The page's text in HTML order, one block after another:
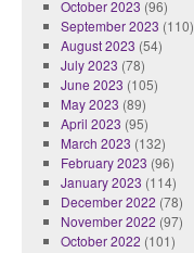
October 2023 (96)
September 2023 (110)
August 2023 (54)
July 2023 (78)
June 2023 (105)
May 2023 (89)
April 2023 (95)
March 2023 (132)
February 2023 (96)
January 2023 (114)
December 2022 (78)
November 2022 (97)
October 2022 (101)